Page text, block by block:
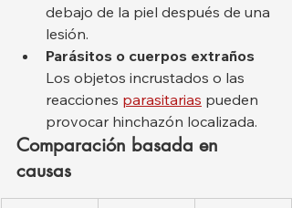
debajo de la piel después de una
lesión.
Parásitos o cuerpos extraños
Los objetos incrustados o las
reacciones parasitarias pueden
provocar hinchazón localizada.
Comparación basada en
causas